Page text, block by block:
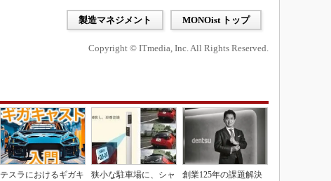
製造マネジメント MONOist トップ
Copyright © ITmedia, Inc. All Rights Reserved.
テスラにおけるギガキ
狭小な駐車場に、シャ
創業125年の課題解決